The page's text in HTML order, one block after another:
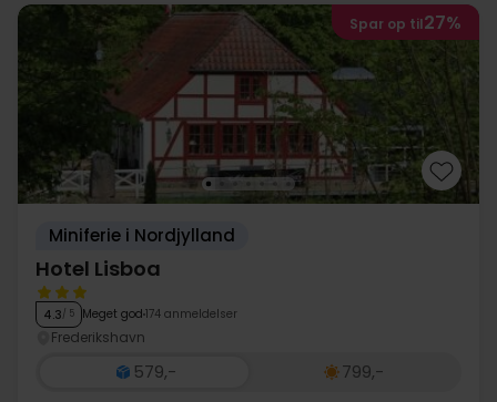
Spar op til27%
Miniferie i Nordjylland
Hotel Lisboa
4.3/ 5 Meget god 174 anmeldelser
Frederikshavn
579,-
799,-